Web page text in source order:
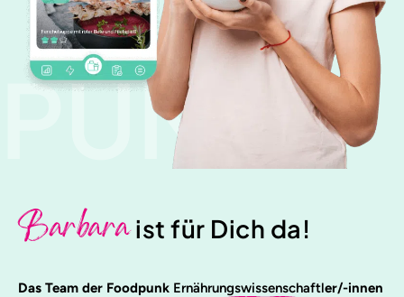
PUNK
Barbaraist für Dich da!
Das Team der Foodpunk Ernährungswissenschaftler/-innen